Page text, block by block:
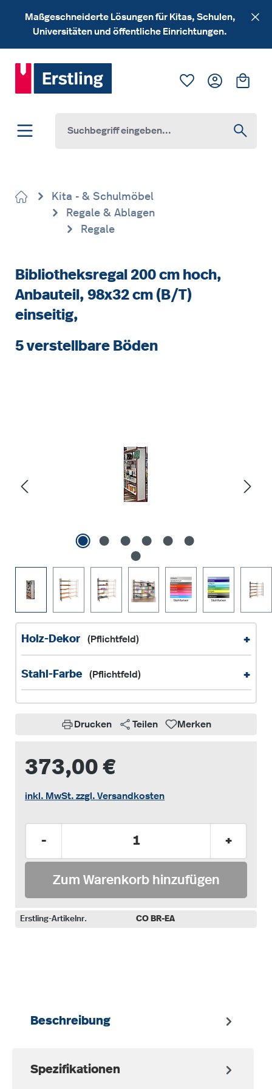
Zum Hauptinhalt springen
Maßgeschneiderte Lösungen für Kitas, Schulen,
Universitäten und öffentliche Einrichtungen.
Du hast 0
Kita - & Schulmöbel
Regale & Ablagen
Regale
Bibliotheksregal 200 cm hoch,
Anbauteil, 98x32 cm (B/T)
einseitig,
5 verstellbare Böden
Holz-Dekor (Pflichtfeld) +
Stahl-Farbe (Pflichtfeld) +
Drucken Teilen Merken
373,00 €
inkl. MwSt. zzgl. Versandkosten
- +
Zum Warenkorb hinzufügen
Erstling-Artikelnr. CO BR-EA
Beschreibung
Spezifikationen